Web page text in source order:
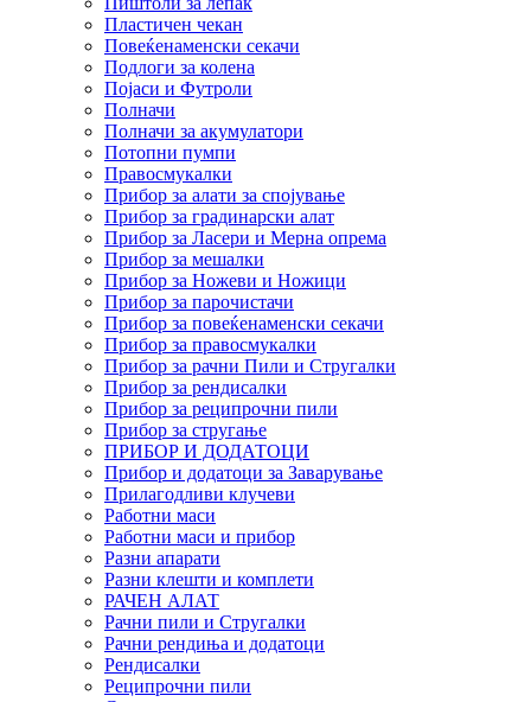
Пластичен чекан
Повеќенаменски секачи
Подлоги за колена
Појаси и Футроли
Полначи
Полначи за акумулатори
Потопни пумпи
Правосмукалки
Прибор за алати за спојување
Прибор за градинарски алат
Прибор за Ласери и Мерна опрема
Прибор за мешалки
Прибор за Ножеви и Ножици
Прибор за парочистачи
Прибор за повеќенаменски секачи
Прибор за правосмукалки
Прибор за рачни Пили и Стругалки
Прибор за рендисалки
Прибор за реципрочни пили
Прибор за стругање
ПРИБОР И ДОДАТОЦИ
Прибор и додатоци за Заварување
Прилагодливи клучеви
Работни маси
Работни маси и прибор
Разни апарати
Разни клешти и комплети
РАЧЕН АЛАТ
Рачни пили и Стругалки
Рачни рендиња и додатоци
Рендисалки
Реципрочни пили